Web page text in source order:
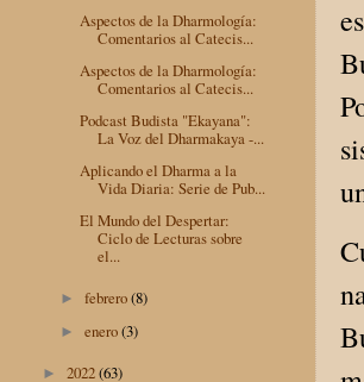
Aspectos de la Dharmología:
Comentarios al Catecis...
Aspectos de la Dharmología:
Comentarios al Catecis...
Podcast Budista "Ekayana":
La Voz del Dharmakaya -...
Aplicando el Dharma a la
Vida Diaria: Serie de Pub...
El Mundo del Despertar:
Ciclo de Lecturas sobre
el...
►febrero(8)
►enero(3)
► 2022(63)